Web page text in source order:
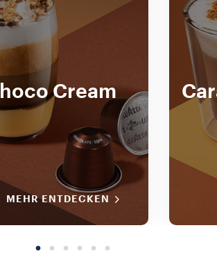
Cream
MEHR ENTDECKEN